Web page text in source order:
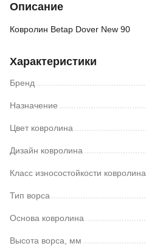
Описание
Ковролин Betap Dover New 90
Характеристики
Бренд
Назначение
Цвет ковролина
Дизайн ковролина
Класс износостойкости ковролина
Тип ворса
Основа ковролина
Высота ворса, мм